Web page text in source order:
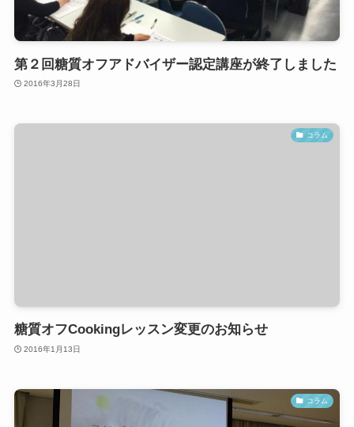
第２回糖質オフアドバイザー認定講座が終了しました
2016年3月28日
コラム
糖質オフCookingレッスン変更のお知らせ
2016年1月13日
コラム